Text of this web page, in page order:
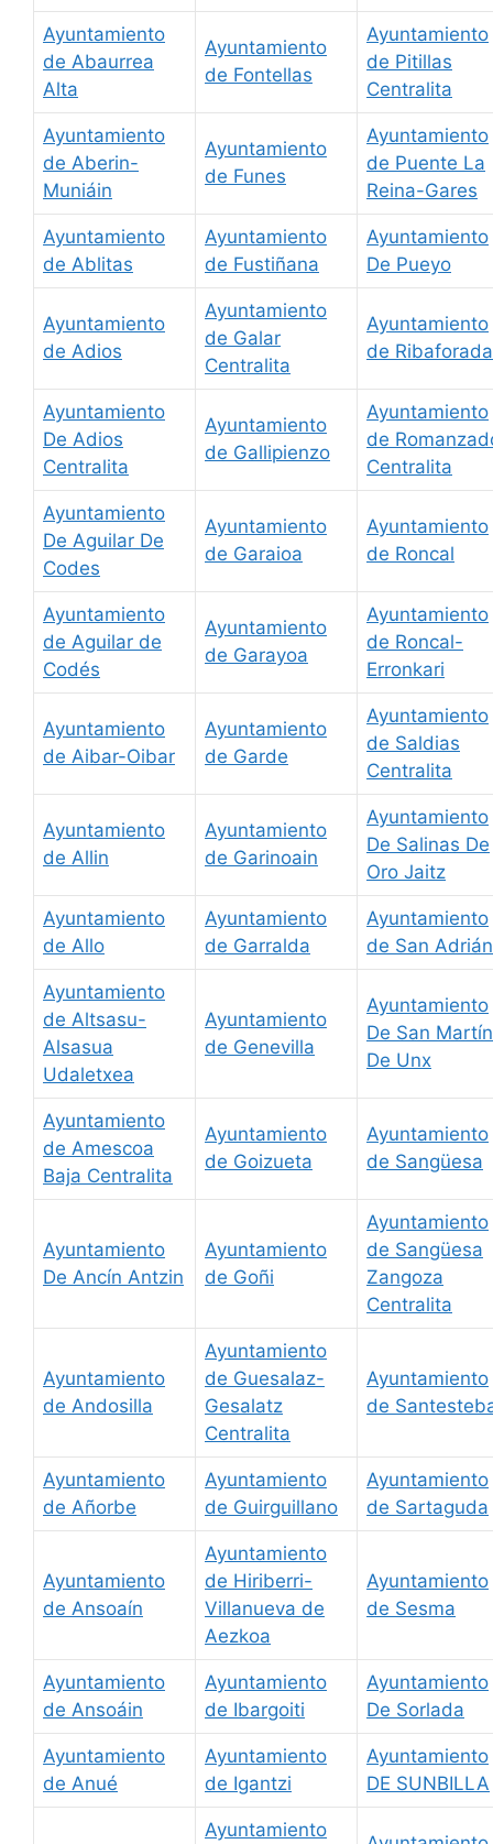
Ayuntamiento
de Abaurrea
Alta
Ayuntamiento
de Fontellas
Ayuntamiento
de Pitillas
Centralita
Ayuntamiento
de Aberin-
Muniáin
Ayuntamiento
de Funes
Ayuntamiento
de Puente La
Reina-Gares
Ayuntamiento
de Ablitas
Ayuntamiento
de Fustiñana
Ayuntamiento
De Pueyo
Ayuntamiento
de Adios
Ayuntamiento
de Galar
Centralita
Ayuntamiento
de Ribaforada
Ayuntamiento
De Adios
Centralita
Ayuntamiento
de Gallipienzo
Ayuntamiento
de
Centralita
Ayuntamiento
De Aguilar De
Codes
Ayuntamiento
de Garaioa
Ayuntamiento
de Roncal
Ayuntamiento
de Aguilar de
Codés
Ayuntamiento
de Garayoa
Ayuntamiento
de Roncal-
Erronkari
Ayuntamiento
de Aibar-Oibar
Ayuntamiento
de Garde
Ayuntamiento
de Saldias
Centralita
Ayuntamiento
de Allin
Ayuntamiento
de Garinoain
Ayuntamiento
De Salinas De
Oro Jaitz
Ayuntamiento
de Allo
Ayuntamiento
de Garralda
Ayuntamiento
de San Adrián
Ayuntamiento
de Altsasu-
Alsasua
Udaletxea
Ayuntamiento
de Genevilla
Ayuntamiento
De San Martín
De Unx
Ayuntamiento
de Amescoa
Baja Centralita
Ayuntamiento
de Goizueta
Ayuntamiento
de Sangüesa
Ayuntamiento
De Ancín Antzin
Ayuntamiento
de Goñi
Ayuntamiento
de Sangüesa
Zangoza
Centralita
Ayuntamiento
de Andosilla
Ayuntamiento
de Guesalaz-
Gesalatz
Centralita
Ayuntamiento
de
Ayuntamiento
de Añorbe
Ayuntamiento
de Guirguillano
Ayuntamiento
de Sartaguda
Ayuntamiento
de Ansoaín
Ayuntamiento
de Hiriberri-
Villanueva de
Aezkoa
Ayuntamiento
de Sesma
Ayuntamiento
de Ansoáin
Ayuntamiento
de Ibargoiti
Ayuntamiento
De Sorlada
Ayuntamiento
de Anué
Ayuntamiento
de Igantzi
Ayuntamiento
DE SUNBILLA
Ayuntamiento